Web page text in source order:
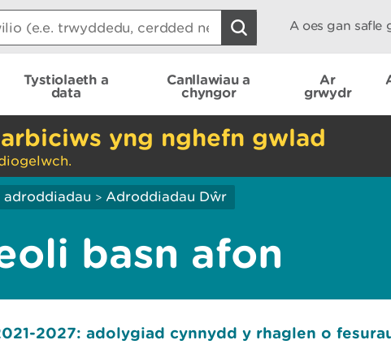
A oes gan safle
Tystiolaeth a
data
Canllawiau a
chyngor
Ar
grwydr
yng nghefn gwlad
> Adroddiadau Dŵr
basn afon
2027: adolygiad cynnydd y rhaglen o